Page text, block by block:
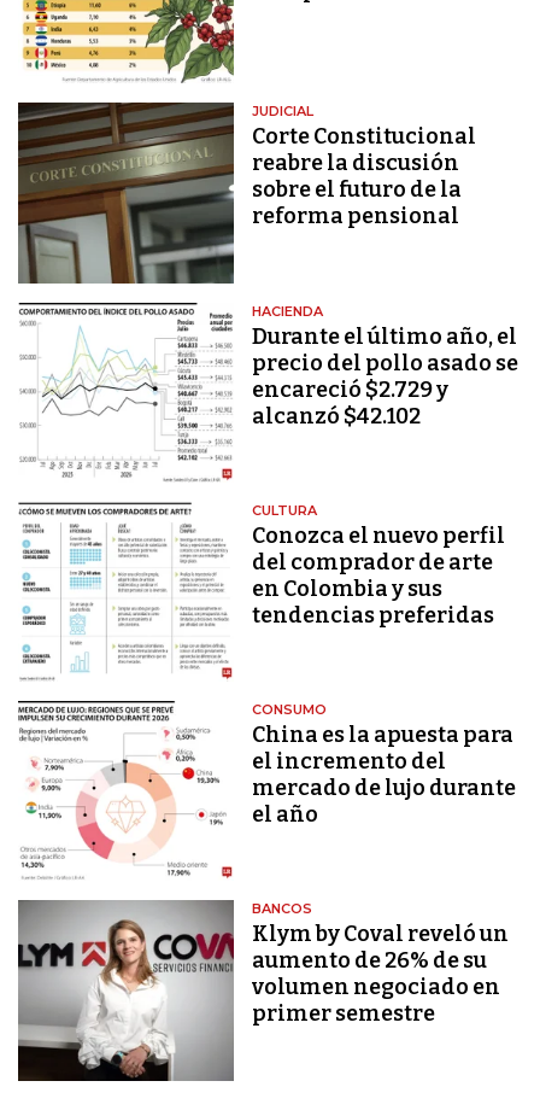
JUDICIAL
Corte Constitucional
reabre la discusión
sobre el futuro de la
reforma pensional
HACIENDA
Durante el último año, el
precio del pollo asado se
encareció $2.729 y
alcanzó $42.102
CULTURA
Conozca el nuevo perfil
del comprador de arte
en Colombia y sus
tendencias preferidas
CONSUMO
China es la apuesta para
el incremento del
mercado de lujo durante
el año
BANCOS
Klym by Coval reveló un
aumento de 26% de su
volumen negociado en
primer semestre